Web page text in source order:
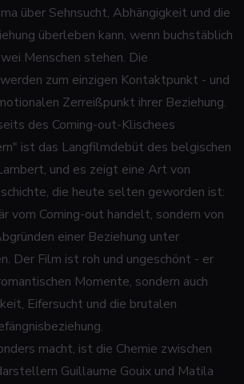
über Sehnsucht, Abhängigkeit und die
überleben kann, wenn buchstäblich
Menschen stehen. Die
zum einzigen Kontaktpunkt - und
Zerreißpunkt ihrer Beziehung.
des Coming-out-Klischees
ist das Langfilmdebüt des belgischen
und es zeigt eine Art von
die heute selten geworden ist:
vom Coming-out handelt, sondern von
einer Beziehung unter
Der Film ist roh und ungeschönt - er
Momente, sondern auch
Eifersucht und die brutalen
macht, ist die Chemie zwischen
Guillaume Gouix und Matila